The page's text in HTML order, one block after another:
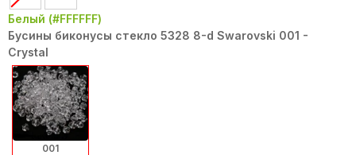
Белый (#FFFFFF)
Бусины биконусы стекло 5328 8-d Swarovski 001 -
Crystal
001